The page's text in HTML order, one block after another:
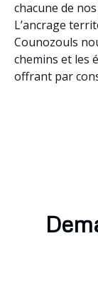
chacune de
L’ancrage
Counozouls
chemins et les
offrant par